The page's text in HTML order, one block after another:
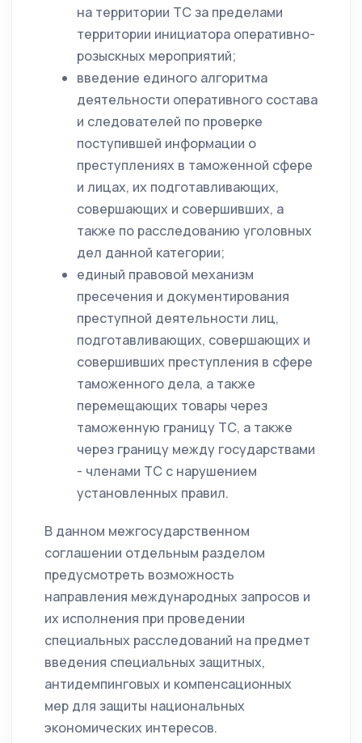
на территории ТС за пределами
территории инициатора оперативно-
розыскных мероприятий;
введение единого алгоритма
деятельности оперативного состава
и следователей по проверке
поступившей информации о
преступлениях в таможенной сфере
и лицах, их подготавливающих,
совершающих и совершивших, а
также по расследованию уголовных
дел данной категории;
единый правовой механизм
пресечения и документирования
преступной деятельности лиц,
подготавливающих, совершающих и
совершивших преступления в сфере
таможенного дела, а также
перемещающих товары через
таможенную границу ТС, а также
через границу между государствами
- членами ТС с нарушением
установленных правил.
В данном межгосударственном
соглашении отдельным разделом
предусмотреть возможность
направления международных запросов и
их исполнения при проведении
специальных расследований на предмет
введения специальных защитных,
антидемпинговых и компенсационных
мер для защиты национальных
экономических интересов.